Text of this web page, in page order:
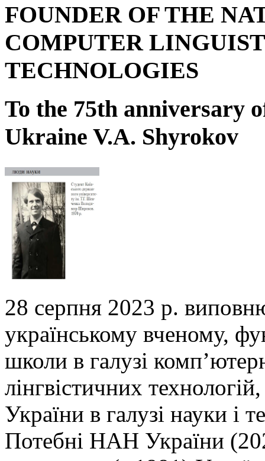
FOUNDER OF THE
COMPUTER
TECHNOLOGIES
To the 75th anniversary
Ukraine V.A. Shyrokov
28 серпня 2023 р.
українському вченому,
школи в галузі
лінгвістичних
України в галузі науки і
Потебні НАН України